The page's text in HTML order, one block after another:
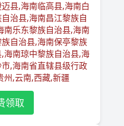
县,海南临高县,海南白
治县,海南昌江黎族自
南乐东黎族自治县,海南
自治县,海南保亭黎族
,海南琼中黎族自治县,海
,海南省直辖县级行政
州,云南,西藏,新疆
领取